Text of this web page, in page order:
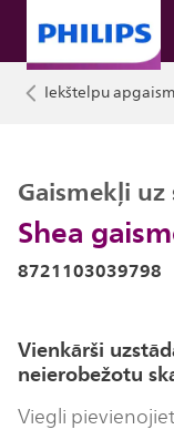
Iekštelpu
Shea
Gaismekļi uz
8721103039798
Vienkārši
neierobežotu
Viegli